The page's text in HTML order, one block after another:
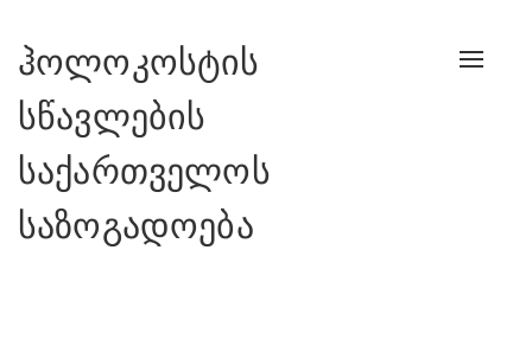
ჰოლოკოსტის
სწავლების
საქართველოს
საზოგადოება
Toggle